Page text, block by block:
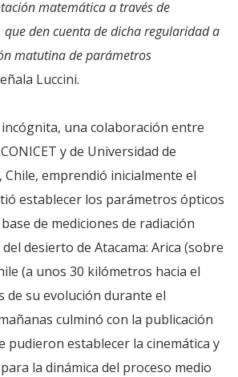
matemática a través de
que den cuenta de dicha regularidad a
matutina de parámetros
Luccini.
una colaboración entre
y de Universidad de
Chile, emprendió inicialmente el
establecer los parámetros ópticos
de mediciones de radiación
desierto de Atacama: Arica (sobre
(a unos 30 kilómetros hacia el
de su evolución durante el
culminó con la publicación
pudieron establecer la cinemática y
la dinámica del proceso medio